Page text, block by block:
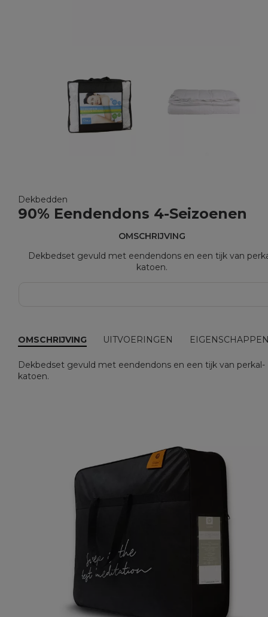
Dekbedden
90% Eendendons 4-Seizoenen
OMSCHRIJVING
Dekbedset gevuld met eendendons en een tijk van
katoen.
OMSCHRIJVING UITVOERINGEN
Dekbedset gevuld met eendendons en een tijk van perkal-
katoen.